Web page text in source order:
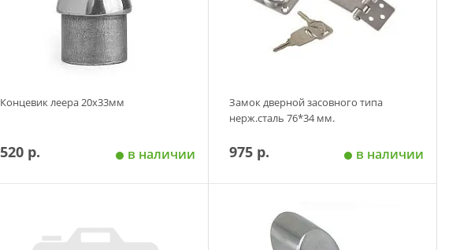
Концевик леера 20х33мм
520 р. в наличии
Замок дверной засовного типа
нерж.сталь 76*34 мм.
975 р. в наличии
Добавить в корзину